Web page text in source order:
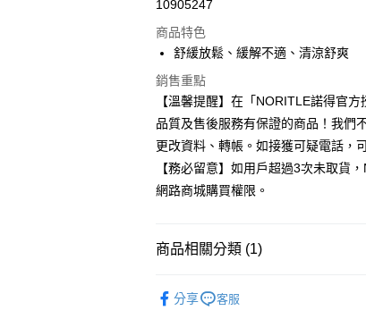
悠遊付
運送方式
每筆NT$60，滿NT$999(含以上)免運
每筆NT$60，滿NT$999(含以上)免運
每筆NT$60，滿NT$999(含以上)免運
10905247
商品特色
舒緩放鬆、緩解不適、清涼舒爽
銷售重點
【溫馨提醒】在「NORITLE諾得官
品質及售後服務有保證的商品！我們
更改資料、轉帳。如接獲可疑電話，
【務必留意】如用戶超過3次未取貨
網路商城購買權限。
商品相關分類 (1)
分享
客服